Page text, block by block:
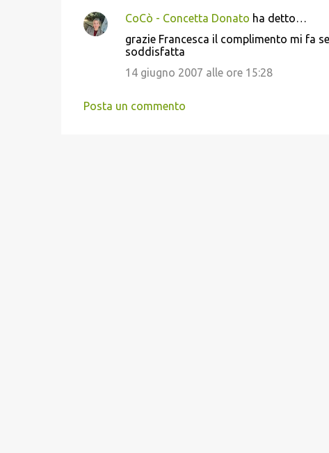
n
t
CoCò - Concetta Donato ha detto…
grazie Francesca il complimento mi fa
soddisfatta
14 giugno 2007 alle ore 15:28
Posta un commento